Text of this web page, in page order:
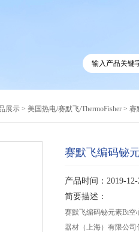
展示 > 美国热电/赛默飞/ThermoFisher > 赛
赛默飞编码铋
产品时间：2019-12-
简要描述：
赛默飞编码铋元素Bi空
器材（上海）有限公司